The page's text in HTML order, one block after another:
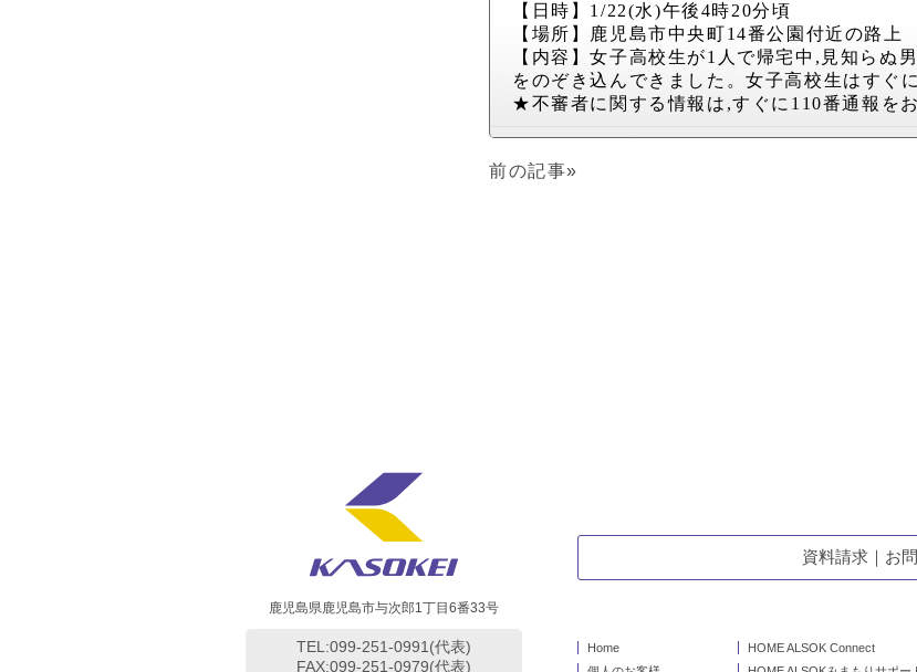
【日時】 1/22(水)午後4時20分頃
【場所】鹿児島市中央町14番公園付近の路上
【内容】女子高校生が1 人で帰宅中 , 見知らぬ
をのぞき込んできました。女子高校生はすぐ
★不審者に関する情報は ,すぐに 110番通報を
前の記事»
鹿児島県鹿児島市与次郎1丁目6番33号
TEL:099-251-0991(代表)
FAX:099-251-0979(代表)
資料請求｜お
Home
HOME ALSOK Connect